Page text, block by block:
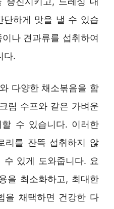
단하게 맛을 낼 수 있습
나 견과류를 섭취하여
다.
다양한 채소볶음을 함
림 수프와 같은 가벼운
수 있습니다. 이러한
리를 잔뜩 섭취하지 않
수 있게 도와줍니다. 요
을 최소화하고, 최대한
을 채택하면 건강한 다